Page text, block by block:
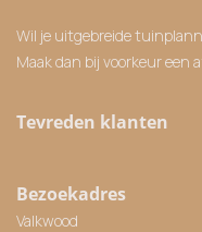
Wil je uitgebreide
Maak dan bij voorkeur een
Tevreden klanten
Bezoekadres
Valkwood